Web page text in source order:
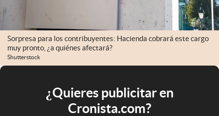
Sorpresa para los contribuyentes: Hacienda cobrará este cargo
muy pronto, ¿a quiénes afectará?
Shutterstock
¿Quieres publicitar en
Cronista.com?